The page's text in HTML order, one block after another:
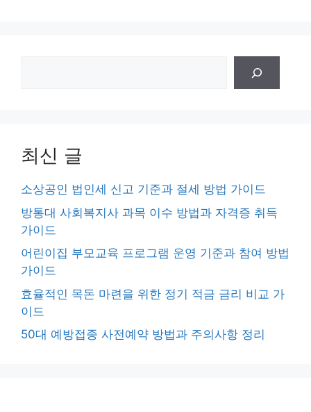
최신 글
소상공인 법인세 신고 기준과 절세 방법 가이드
방통대 사회복지사 과목 이수 방법과 자격증 취득
가이드
어린이집 부모교육 프로그램 운영 기준과 참여 방법
가이드
효율적인 목돈 마련을 위한 정기 적금 금리 비교 가
이드
50대 예방접종 사전예약 방법과 주의사항 정리